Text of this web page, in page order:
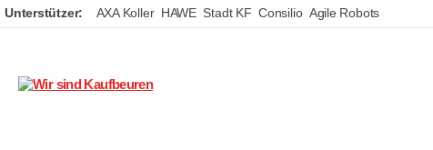
Unterstützer: AXA Koller HAWE Stadt KF Consilio Agile Robots